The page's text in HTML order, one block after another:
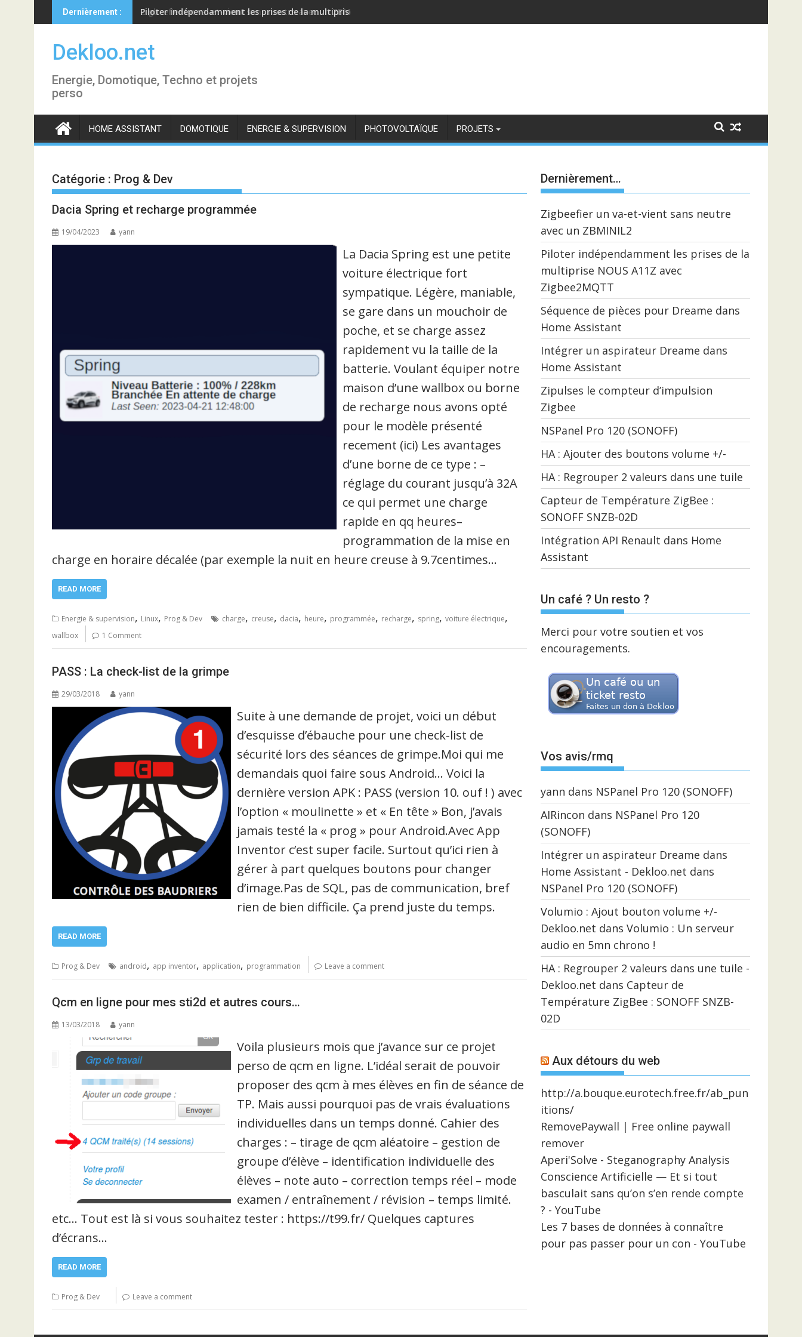
to
content
Dernièrement : Piloter indépendamment les prises de la multiprise NOUS A11Z avec Zigbee2MQTT
Dekloo.net
Energie, Domotique, Techno et projets
perso
HOME ASSISTANT DOMOTIQUE ENERGIE & SUPERVISION PHOTOVOLTAÏQUE PROJETS
Catégorie : Prog & Dev
Dacia Spring et recharge programmée
19/04/2023 yann
La Dacia Spring est une petite
voiture électrique fort
sympatique. Légère, maniable,
se gare dans un mouchoir de
poche, et se charge assez
rapidement vu la taille de la
batterie. Voulant équiper notre
maison d’une wallbox ou borne
de recharge nous avons opté
pour le modèle présenté
recement (ici) Les avantages
d’une borne de ce type : –
réglage du courant jusqu’à 32A
ce qui permet une charge
rapide en qq heures–
programmation de la mise en
charge en horaire décalée (par exemple la nuit en heure creuse à 9.7centimes…
READ MORE
Energie & supervision, Linux, Prog & Dev charge, creuse, dacia, heure, programmée, recharge, spring, voiture électrique,
wallbox 1 Comment
PASS : La check-list de la grimpe
29/03/2018 yann
Suite à une demande de projet, voici un début
d’esquisse d’ébauche pour une check-list de
sécurité lors des séances de grimpe.Moi qui me
demandais quoi faire sous Android… Voici la
dernière version APK : PASS (version 10. ouf ! ) avec
l’option « moulinette » et « En tête » Bon, j’avais
jamais testé la « prog » pour Android.Avec App
Inventor c’est super facile. Surtout qu’ici rien à
gérer à part quelques boutons pour changer
d’image.Pas de SQL, pas de communication, bref
rien de bien difficile. Ça prend juste du temps.
READ MORE
Prog & Dev android, app inventor, application, programmation Leave a comment
Qcm en ligne pour mes sti2d et autres cours…
13/03/2018 yann
Voila plusieurs mois que j’avance sur ce projet
perso de qcm en ligne. L’idéal serait de pouvoir
proposer des qcm à mes élèves en fin de séance de
TP. Mais aussi pourquoi pas de vrais évaluations
individuelles dans un temps donné. Cahier des
charges : – tirage de qcm aléatoire – gestion de
groupe d’élève – identification individuelle des
élèves – note auto – correction temps réel – mode
examen / entraînement / révision – temps limité.
etc… Tout est là si vous souhaitez tester : https://t99.fr/ Quelques captures
d’écrans…
READ MORE
Prog & Dev Leave a comment
Dernièrement…
Zigbeefier un va-et-vient sans neutre
avec un ZBMINIL2
Piloter indépendamment les prises de la
multiprise NOUS A11Z avec
Zigbee2MQTT
Séquence de pièces pour Dreame dans
Home Assistant
Intégrer un aspirateur Dreame dans
Home Assistant
Zipulses le compteur d’impulsion
Zigbee
NSPanel Pro 120 (SONOFF)
HA : Ajouter des boutons volume +/-
HA : Regrouper 2 valeurs dans une tuile
Capteur de Température ZigBee :
SONOFF SNZB-02D
Intégration API Renault dans Home
Assistant
Un café ? Un resto ?
Merci pour votre soutien et vos
encouragements.
Vos avis/rmq
yann dans NSPanel Pro 120 (SONOFF)
AIRincon dans NSPanel Pro 120
(SONOFF)
Intégrer un aspirateur Dreame dans
Home Assistant - Dekloo.net dans
NSPanel Pro 120 (SONOFF)
Volumio : Ajout bouton volume +/-
Dekloo.net dans Volumio : Un serveur
audio en 5mn chrono !
HA : Regrouper 2 valeurs dans une tuile -
Dekloo.net dans Capteur de
Température ZigBee : SONOFF SNZB-
02D
Aux détours du web
http://a.bouque.eurotech.free.fr/ab_pun
itions/
RemovePaywall | Free online paywall
remover
Aperi'Solve - Steganography Analysis
Conscience Artificielle — Et si tout
basculait sans qu’on s’en rende compte
? - YouTube
Les 7 bases de données à connaître
pour pas passer pour un con - YouTube